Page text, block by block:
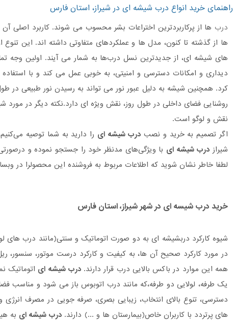
راهنمای خرید انواع درب شیشه ای در شیراز، استان فارس
درب ها از پرکاربردترین اختراعات بشر محسوب می شوند. کاربرد
ها از گذشته تا کنون، مدل ها و عملکردهای متفاوتی داشته اند. این
های شیشه ای، از جدیدترین نسل درب‌ها به شمار می آیند. اولین وجه
دیداری و امکانات دسترسی و امنیتی، به خوبی عمل می کند و با استفاده
کرد. همچنین شیشه به دلیل عبور نور می تواند به رسیدن نور طبیعی
روشنایی فضای داخلی در طول روز، نقش ویژه ای دارد.نکته دیگر در
نقش و لوگو است.
اگر تصمیم به خرید و نصب درب شیشه ای را دارید به شما توصیه
شیراز درب شیشه ای با ویژگی‌های مدنظر خود را جستجو نموده و
لطفا خاطر نشان شوید که اطلاعات مربوط به فروشنده این محصولرا در
خرید درب شیسه ای در شهر شیراز، استان فارس
شیوه کارکرد دربشیشه ای به دو صورت اتوماتیک و سنتی(مانند درب های
در مورد کارکرد صحیح آن ها، به کیفیت و کارکرد درست موتور، سنسور،
همه این موارد در باکس بالایی درب قرار دارند.درب شیشه ای اتوماتیک
یک طرفه، لولایی دو طرفه،که مانند درب اتوبوس باز می شود و
دسترسی، تنوع بالای انتخاب، زیبایی بصری، صرفه جویی در مصرف انرژی
های پرتردد با کاربران خاص(بیمارستان ها و ...) دارند. درب شیشه ای به